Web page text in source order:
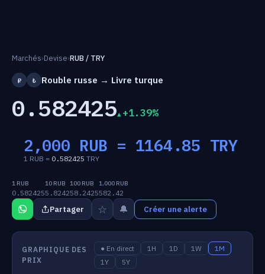
Marchés›Devise›RUB / TRY
₽ ₺ Rouble russe → Livre turque
0.582425 +1.39%
2,000 RUB = 1164.85 TRY
1 RUB = 0.582425 TRY
1 RUB
0.582425
10 RUB
5.8242
100 RUB
58.2425
1,000 RUB
582.42
Partager ☆ 🔔 Créer une alerte
GRAPHIQUE DES
PRIX
● En direct 1H 1D 1W
1M
1Y
5Y